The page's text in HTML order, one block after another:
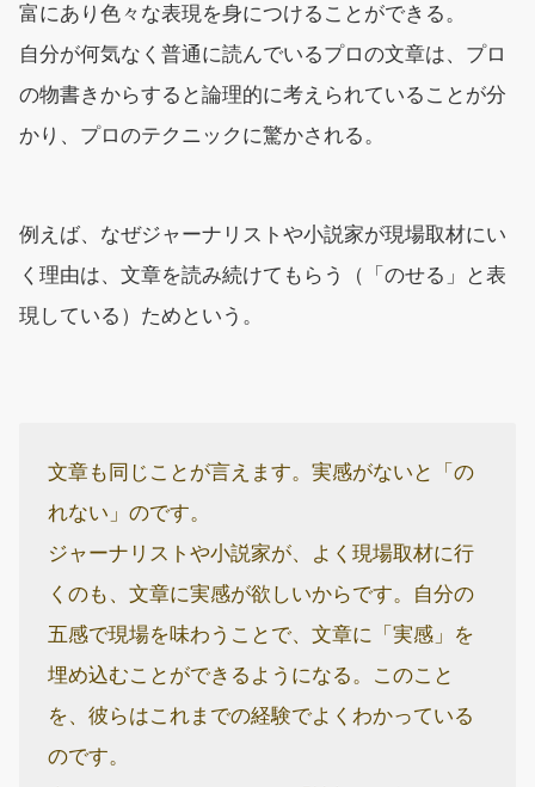
富にあり色々な表現を身につけることができる。
自分が何気なく普通に読んでいるプロの文章は、プロ
の物書きからすると論理的に考えられていることが分
かり、プロのテクニックに驚かされる。
例えば、なぜジャーナリストや小説家が現場取材にい
く理由は、文章を読み続けてもらう（「のせる」と表
現している）ためという。
文章も同じことが言えます。実感がないと「の
れない」のです。
ジャーナリストや小説家が、よく現場取材に行
くのも、文章に実感が欲しいからです。自分の
五感で現場を味わうことで、文章に「実感」を
埋め込むことができるようになる。このこと
を、彼らはこれまでの経験でよくわかっている
のです。